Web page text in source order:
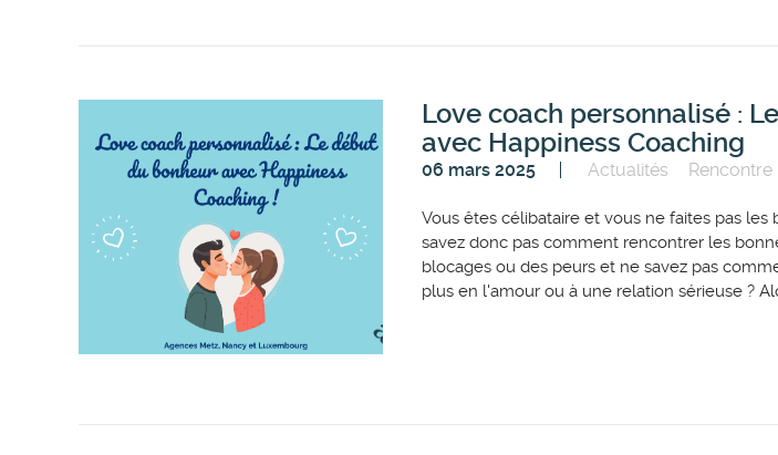
Love coach personnalisé :
avec Happiness Coaching
06 mars 2025 Actualités Rencontre
Vous êtes célibataire et vous ne faites pas les
savez donc pas comment rencontrer les
blocages ou des peurs et ne savez pas
plus en l'amour ou à une relation sérieuse ?